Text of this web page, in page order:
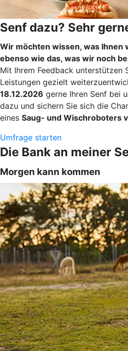
Senf dazu? Sehr
Wir möchten wissen, was Ihnen
ebenso wie das, was wir noch
Mit Ihrem Feedback unterstützen
Leistungen gezielt
18.12.2026 gerne Ihren Senf bei
dazu und sichern Sie sich die
eines Saug- und Wischroboters
Umfrage starten
Die Bank an meiner
Morgen kann kommen